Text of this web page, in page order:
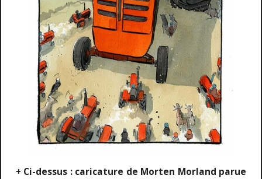
+ Ci-dessus : caricature de Morten Morland parue